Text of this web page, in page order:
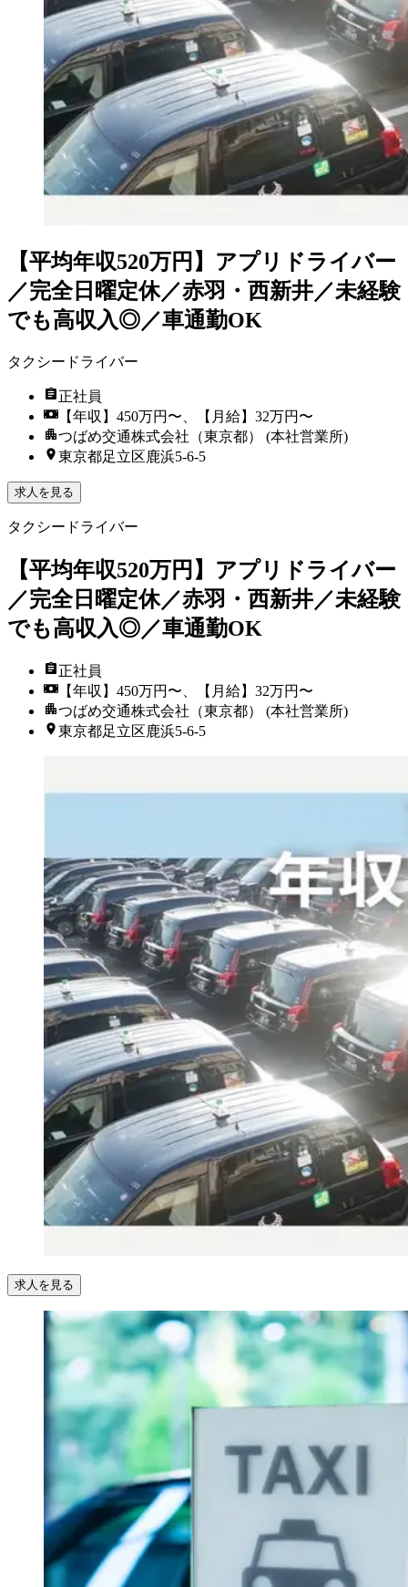
【平均年収520万円】アプリドライバー
／完全日曜定休／赤羽・西新井／未経験
でも高収入◎／車通勤OK
タクシードライバー
正社員
【年収】450万円〜、【月給】32万円〜
つばめ交通株式会社（東京都） (本社営業所)
東京都足立区鹿浜5-6-5
求人を見る
タクシードライバー
【平均年収520万円】アプリドライバー
／完全日曜定休／赤羽・西新井／未経験
でも高収入◎／車通勤OK
正社員
【年収】450万円〜、【月給】32万円〜
つばめ交通株式会社（東京都） (本社営業所)
東京都足立区鹿浜5-6-5
求人を見る